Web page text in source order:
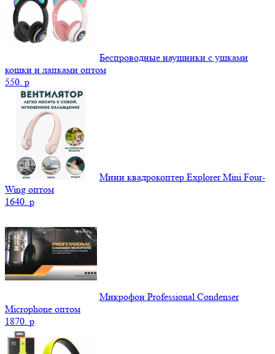
Беспроводные наушники с ушками
кошки и лапками оптом
550. p
Мини квадрокоптер Explorer Mini Four-
Wing оптом
1640. p
Микрофон Professional Condenser
Microphone оптом
1870. p